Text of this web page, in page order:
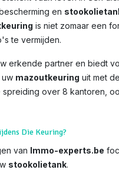
en
is niet zomaar een
te vermijden.
erkende partner en biedt
mazoutkeuring uit met
over 8 kantoren,
Die Keuring?
van Immo-experts.be
stookolietank.